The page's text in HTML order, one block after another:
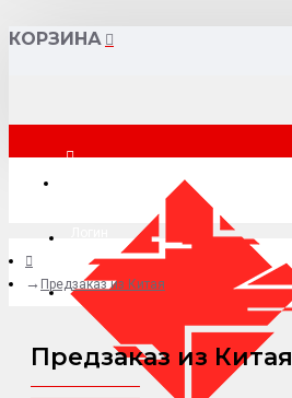
КОРЗИНА
+7 (495) 015-41-41
Предзаказ из Китая
Предзаказ из Китая